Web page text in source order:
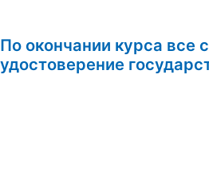
По окончании курса все